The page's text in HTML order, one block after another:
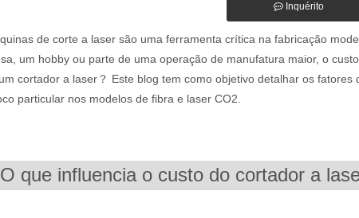
de marcação a laser na paisagem industrial e de
Inquérito
de corte a laser são uma ferramenta crítica na fabricação
um hobby ou parte de uma operação de manufatura maior, o
cortador a laser？ Este blog tem como objetivo detalhar os
particular nos modelos de fibra e laser CO2.
que influencia o custo do cortador a